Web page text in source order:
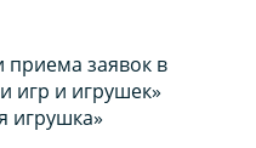
приема заявок в
игр и игрушек»
игрушка»